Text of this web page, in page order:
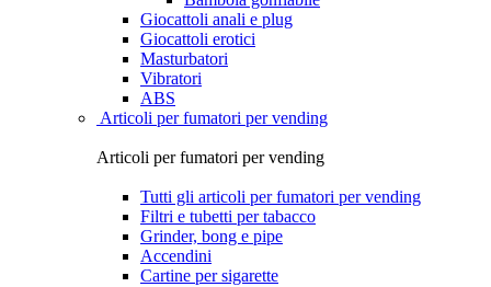
Giocattoli anali e plug
Giocattoli erotici
Masturbatori
Vibratori
ABS
Articoli per fumatori per vending
Articoli per fumatori per vending
Tutti gli articoli per fumatori per vending
Filtri e tubetti per tabacco
Grinder, bong e pipe
Accendini
Cartine per sigarette